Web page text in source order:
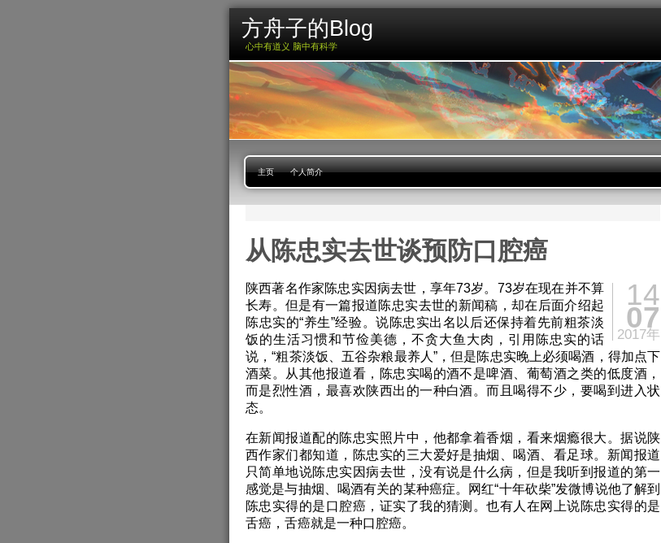
方舟子的Blog
心中有道义 脑中有科学
主页 个人简介
从陈忠实去世谈预防口腔癌
14
07
2017年
陕西著名作家陈忠实因病去世，享年73岁。73岁在现在并不算
长寿。但是有一篇报道陈忠实去世的新闻稿，却在后面介绍起
陈忠实的“养生”经验。说陈忠实出名以后还保持着先前粗茶淡
饭的生活习惯和节俭美德，不贪大鱼大肉，引用陈忠实的话
说，“粗茶淡饭、五谷杂粮最养人”，但是陈忠实晚上必须喝酒，得加点下
酒菜。从其他报道看，陈忠实喝的酒不是啤酒、葡萄酒之类的低度酒，
而是烈性酒，最喜欢陕西出的一种白酒。而且喝得不少，要喝到进入状
态。
在新闻报道配的陈忠实照片中，他都拿着香烟，看来烟瘾很大。据说陕
西作家们都知道，陈忠实的三大爱好是抽烟、喝酒、看足球。新闻报道
只简单地说陈忠实因病去世，没有说是什么病，但是我听到报道的第一
感觉是与抽烟、喝酒有关的某种癌症。网红“十年砍柴”发微博说他了解到
陈忠实得的是口腔癌，证实了我的猜测。也有人在网上说陈忠实得的是
舌癌，舌癌就是一种口腔癌。